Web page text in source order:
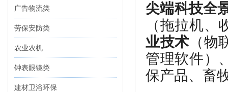
广告物流类
劳保安防类
农业农机
钟表眼镜类
建材卫浴环保
尖端科技全
（拖拉机
业技术（物
管理软件）
保产品、畜